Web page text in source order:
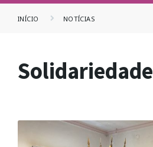
INÍCIO NOTÍCIAS
Solidariedade